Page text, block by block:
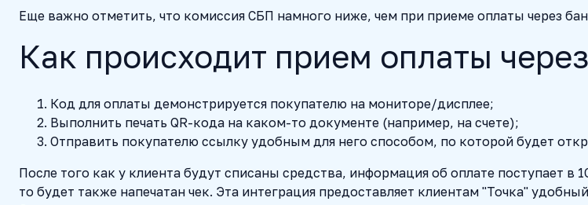
Еще важно отметить, что комиссия СБП намного ниже, чем при приеме оплаты через
Как происходит прием оплаты
Код для оплаты демонстрируется покупателю на мониторе/дисплее;
Выполнить печать QR-кода на каком-то документе (например, на счете);
Отправить покупателю ссылку удобным для него способом, по которой будет
После того как у клиента будут списаны средства, информация об оплате поступает
то будет также напечатан чек. Эта интеграция предоставляет клиентам "Точка"